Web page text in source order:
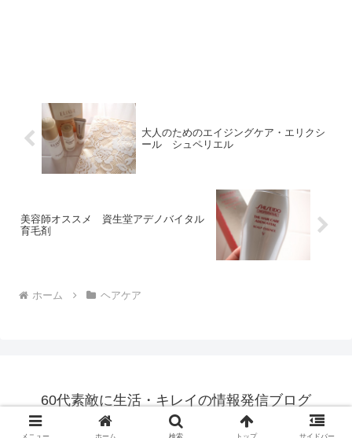
大人のためのエイジングケア・エリクシ
ール シュペリエル
美容師オススメ 資生堂アデノバイタル
育毛剤
ホーム ヘアケア
60代素敵に生活・キレイの情報発信ブログ
© 2014 60代素敵に生活・キレイの情報発信ブログ.
メニュー ホーム 検索 トップ サイドバー